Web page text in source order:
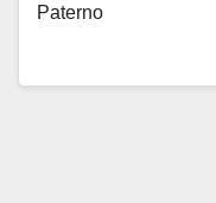
Paterno